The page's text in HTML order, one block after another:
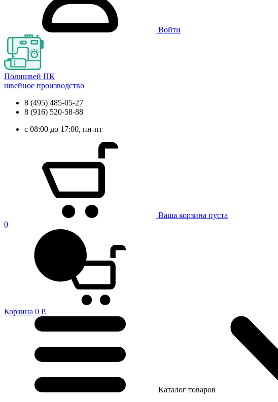
Войти
Полишвей ПК
швейное производство
8 (495) 485-05-27
8 (916) 520-58-88
с 08:00 до 17:00, пн-пт
Ваша корзина пуста
0
Корзина 0 Р.
Каталог товаров